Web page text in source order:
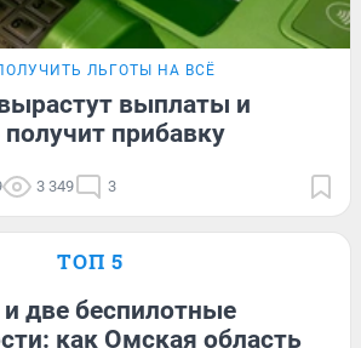
ЛЬГОТЫ НА ВСЁ
выплаты и
прибавку
3 349 3
ТОП 5
две беспилотные
как Омская область